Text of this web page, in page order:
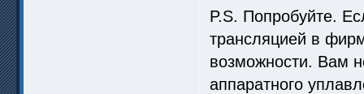
P.S. Попробуйте.
трансляцией в
возможности. Вам
аппаратного